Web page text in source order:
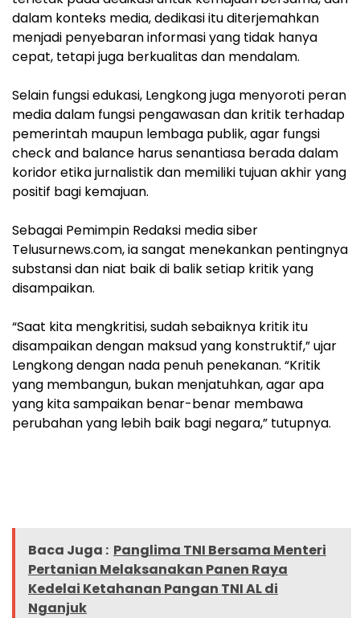
dalam konteks media, dedikasi itu diterjemahkan
menjadi penyebaran informasi yang tidak hanya
cepat, tetapi juga berkualitas dan mendalam.
‎Selain fungsi edukasi, Lengkong juga menyoroti peran
media dalam fungsi pengawasan dan kritik terhadap
pemerintah maupun lembaga publik, agar fungsi
check and balance harus senantiasa berada dalam
koridor etika jurnalistik dan memiliki tujuan akhir yang
positif bagi kemajuan.
‎Sebagai Pemimpin Redaksi media siber
Telusurnews.com, ia sangat menekankan pentingnya
substansi dan niat baik di balik setiap kritik yang
disampaikan.
‎“Saat kita mengkritisi, sudah sebaiknya kritik itu
disampaikan dengan maksud yang konstruktif,” ujar
Lengkong dengan nada penuh penekanan. “Kritik
yang membangun, bukan menjatuhkan, agar apa
yang kita sampaikan benar-benar membawa
perubahan yang lebih baik bagi negara,” tutupnya.
Baca Juga : Panglima TNI Bersama Menteri
Pertanian Melaksanakan Panen Raya
Kedelai Ketahanan Pangan TNI AL di
Nganjuk